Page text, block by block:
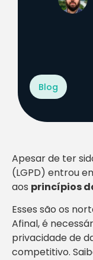
Blog
Apesar de ter
(LGPD) entrou
aos princípios
Esses são os
Afinal, é
privacidade de
competitivo.